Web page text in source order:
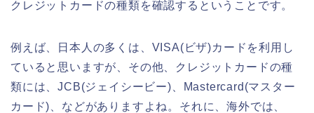
クレジットカードの種類を確認するということです。
例えば、日本人の多くは、VISA(ビザ)カードを利用し
ていると思いますが、その他、クレジットカードの種
類には、JCB(ジェイシービー)、Mastercard(マスター
カード)、などがありますよね。それに、海外では、